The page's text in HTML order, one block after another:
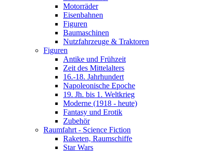
Motorräder
Eisenbahnen
Figuren
Baumaschinen
Nutzfahrzeuge & Traktoren
Figuren
Antike und Frühzeit
Zeit des Mittelalters
16.-18. Jahrhundert
Napoleonische Epoche
19. Jh. bis 1. Weltkrieg
Moderne (1918 - heute)
Fantasy und Erotik
Zubehör
Raumfahrt - Science Fiction
Raketen, Raumschiffe
Star Wars